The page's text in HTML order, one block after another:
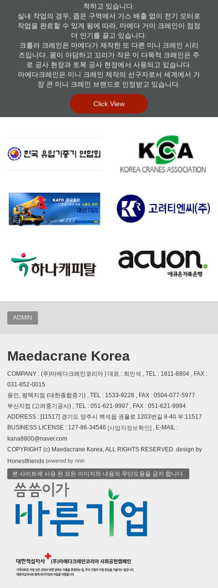
척하고 있습니다.
실내 작업의 경우, 좁은 구역에서 가스 배출 없이 전기 모터로
작업을 완료할 수 있게 됨에 따라, 마에다 거미 크레인이 점점
더 인기를 끌고 있습니다.
크롤러 크레인은 마에다가 제작한 또 다른 미니 크레인 시리
즈입니다. 몸이 아담하고 꼬리가 작은 이 다목적 크레인은 주
로 공사 현장과 토목 공사 현장에서 사용되고 있습니다.
마에다크레인은 미니 크레인 제작의 선구자로서 세계에서 가
장 큰 미니 크레인 브랜드로 인정받고 있습니다.
Click View
ADMIN
Maedacrane Korea
COMPANY : (주)마에다크레인코리아 | 대표 : 최인석 , TEL : 1811-8804 , FAX :
031-852-0015
용인, 평택지점 (대한종합중기) , TEL : 1533-9228 , FAX : 0504-077-5977
부산지점 (고려중기공사) , TEL : 051-621-9997 , FAX : 051-621-9994
ADDRESS : [11517] 경기도 양주시 백석읍 권율로 1203번길 8-40 우:11517
BUSINESS LICENSE : 127-86-34546 [사업자정보확인] , E-MAIL :
kana8800@naver.com
COPYRIGHT (c) Maedacrane Korea, ALL RIGHTS RESERVED. design by
Honestfriends powered by nnin
본 사이트에 사용 된 모든 이미지와 내용의 무단도용을 금지 합니다.